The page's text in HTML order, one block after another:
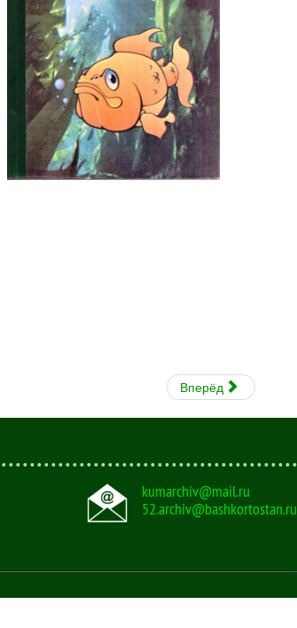
Вперёд
kumarchiv@mail.ru
52.archiv@bashkortostan.ru